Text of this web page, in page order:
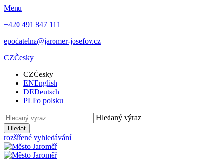
Menu
+420 491 847 111
epodatelna@jaromer-josefov.cz
CZČesky
CZČesky
ENEnglish
DEDeutsch
PLPo polsku
Hledaný výraz
Hledat
rozšířené vyhledávání